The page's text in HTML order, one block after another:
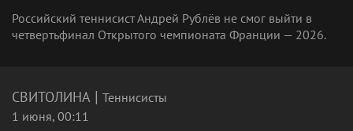
Российский теннисист Андрей Рублёв не смог выйти в
четвертьфинал Открытого чемпионата Франции — 2026.
СВИТОЛИНА | Теннисисты
1 июня, 00:11